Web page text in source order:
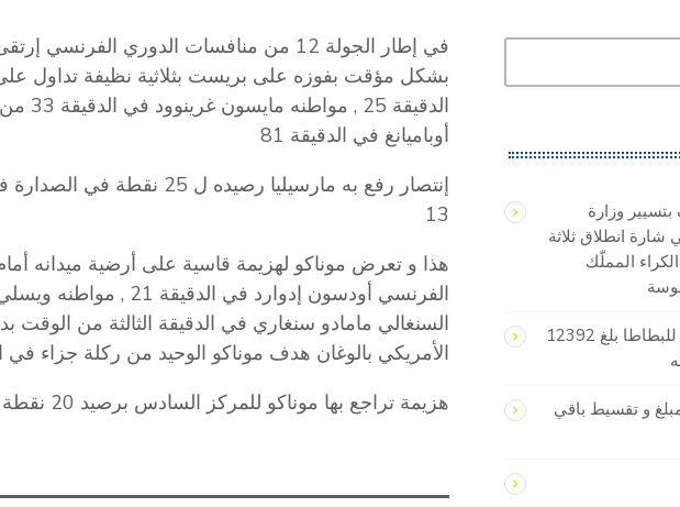
في إطار الجولة 12 من منافسات الدوري
بشكل مؤقت بفوزه على بريست بثلاثية نظيفة تداول
أوباميانغ في الدقيقة 81
13
السنغالي مامادو سنغاري في الدقيقة الثالثة من
الأمريكي بالوغان هدف موناكو الوحيد من ركلة جزاء في
هزيمة تراجع بها موناكو للمركز السادس برصيد 20 نقطة فيما إرتقى لونس للمركز الثاني برصيد 25 نقطة
وزارة
شارة انطلاق ثلاثة
المملّك
وزير الفلاحة :المخزون التعديلي للبطاطا بلغ 12392
و تقسيط باقي